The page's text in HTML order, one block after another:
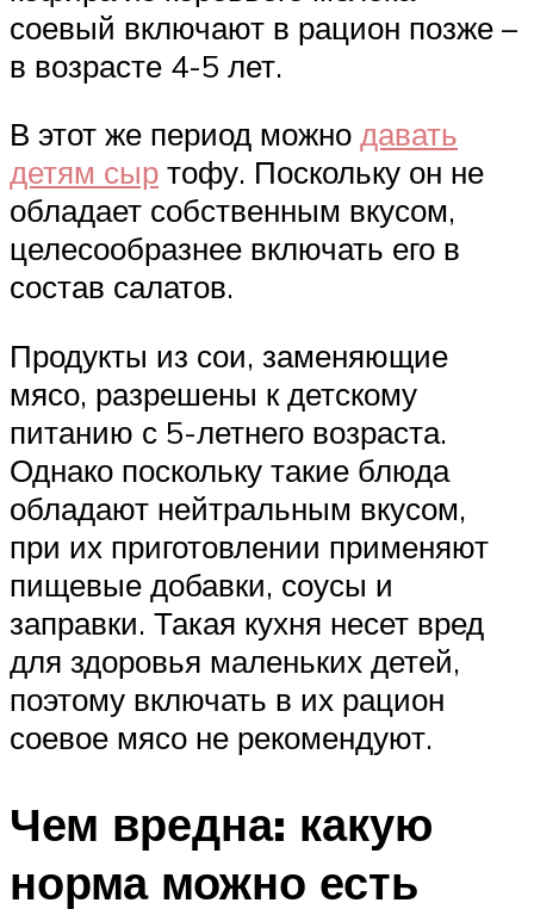
соевый включают в рацион позже –
в возрасте 4-5 лет.
В этот же период можно давать
детям сыр тофу. Поскольку он не
обладает собственным вкусом,
целесообразнее включать его в
состав салатов.
Продукты из сои, заменяющие
мясо, разрешены к детскому
питанию с 5-летнего возраста.
Однако поскольку такие блюда
обладают нейтральным вкусом,
при их приготовлении применяют
пищевые добавки, соусы и
заправки. Такая кухня несет вред
для здоровья маленьких детей,
поэтому включать в их рацион
соевое мясо не рекомендуют.
Чем вредна: какую
норма можно есть